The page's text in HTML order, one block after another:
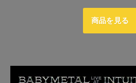
商品を見る